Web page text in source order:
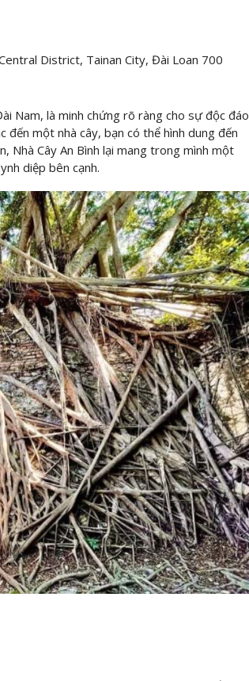
District, Tainan City, Đài Loan 700
Nam, là minh chứng rõ ràng cho sự độc đáo
đến một nhà cây, bạn có thể hình dung đến
Nhà Cây An Bình lại mang trong mình một
diệp bên cạnh.